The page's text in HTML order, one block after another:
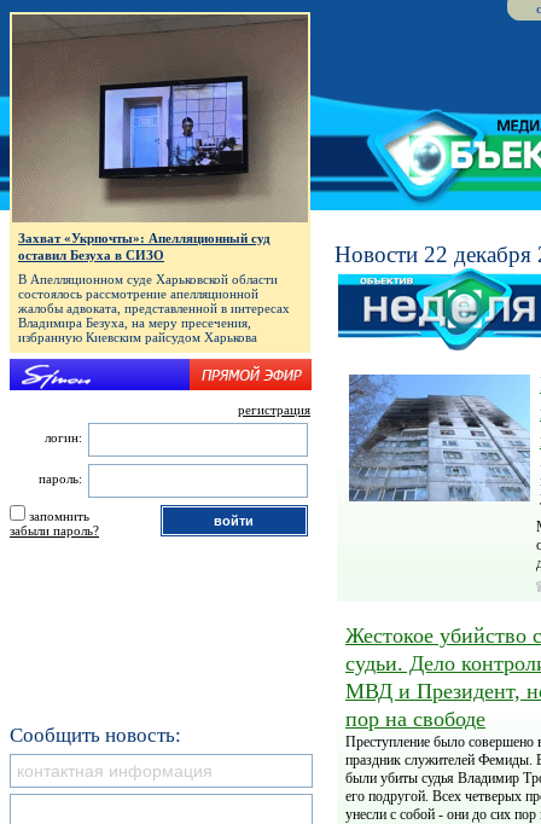
Новости 22 декабря
Жестокое убийство
судьи. Дело
МВД и Президент,
пор на свободе
Преступление было совершено
праздник служителей Фемиды.
были убиты судья Владимир
его подругой. Всех четверых
унесли с собой - они до сих пор
Захват «Укрпочты»: Апелляционный суд
оставил Безуха в СИЗО
В Апелляционном суде Харьковской области
состоялось рассмотрение апелляционной
жалобы адвоката, представленной в интересах
Владимира Безуха, на меру пресечения,
избранную Киевским райсудом Харькова
регистрация
логин:
пароль:
запомнить
забыли пароль?
Сообщить новость: